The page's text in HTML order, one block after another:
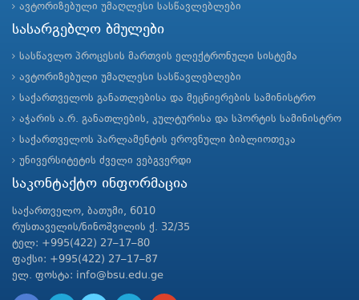
ავტორიზებული უმაღლესი სასწავლებლები
სასარგებლო ბმულები
სასწავლო პროცესის მართვის ელექტრონული სისტემა
ავტორიზებული უმაღლესი სასწავლებლები
საქართველოს განათლებისა და მეცნიერების სამინისტრო
აჭარის ა.რ. განათლების, კულტურისა და სპორტის სამინისტრო
საქართველოს პარლამენტის ეროვნული ბიბლიოთეკა
უნივერსიტეტის ძველი ვებგვერდი
საკონტაქტო ინფორმაცია
საქართველო, ბათუმი, 6010
რუსთაველის/ნინოშვილის ქ. 32/35
ტელ: +995(422) 27–17–80
ფაქსი: +995(422) 27–17–87
ელ. ფოსტა: info@bsu.edu.ge